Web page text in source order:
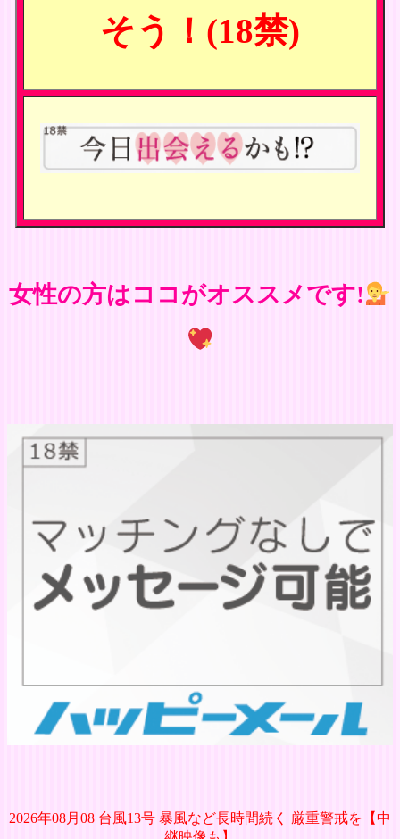
そう！(18禁)
女性の方はココがオススメです!
2026年08月08 台風13号 暴風など長時間続く 厳重警戒を【中